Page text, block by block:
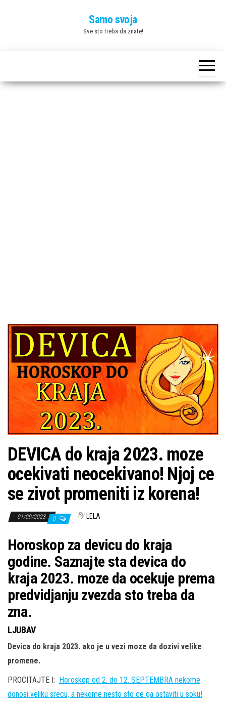
Samo svoja
Sve sto treba da znate!
DEVICA do kraja 2023. moze
ocekivati neocekivano! Njoj ce
se zivot promeniti iz korena!
01/09/2023 0 By LELA
Horoskop za devicu do kraja
godine. Saznajte sta devica do
kraja 2023. moze da ocekuje prema
predvidjanju zvezda sto treba da
zna.
LJUBAV
Devica do kraja 2023. ako je u vezi moze da dozivi velike
promene.
PROCITAJTE I: Horoskop od 2. do 12. SEPTEMBRA nekome
donosi veliku srecu, a nekome nesto sto ce ga ostaviti u soku!